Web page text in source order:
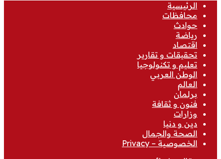
الرئيسية
محافظات
حوادث
رياضة
اقتصاد
تحقيقات و تقارير
تعليم و تكنولوجيا
الوطن العربي
العالم
برلمان
فنون و ثقافة
وزارات
دين و دنيا
الصحة والجمال
الخصوصية – Privacy